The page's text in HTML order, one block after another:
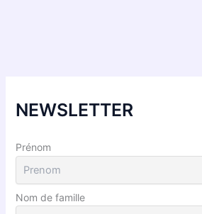
NEWSLETTER
Prénom
Nom de famille